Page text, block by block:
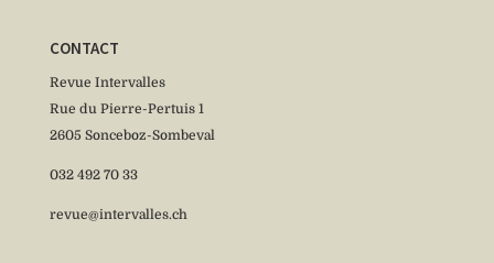
CONTACT
Revue Intervalles
Rue du Pierre-Pertuis 1
2605 Sonceboz-Sombeval
032 492 70 33
revue@intervalles.ch